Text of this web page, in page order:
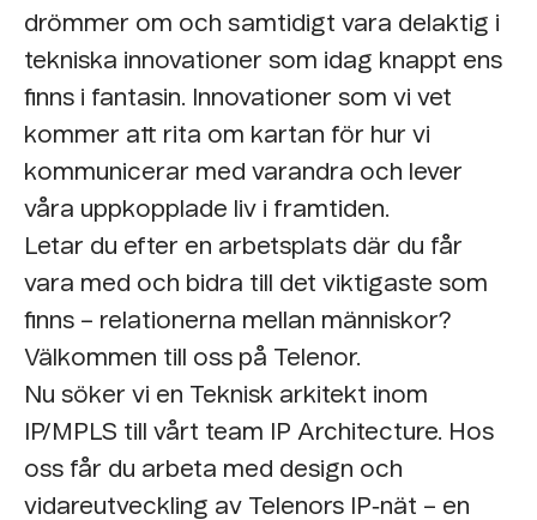
drömmer om och samtidigt vara delaktig i
tekniska innovationer som idag knappt ens
finns i fantasin. Innovationer som vi vet
kommer att rita om kartan för hur vi
kommunicerar med varandra och lever
våra uppkopplade liv i framtiden.
Letar du efter en arbetsplats där du får
vara med och bidra till det viktigaste som
finns – relationerna mellan människor?
Välkommen till oss på Telenor.
Nu söker vi en Teknisk arkitekt inom
IP/MPLS till vårt team IP Architecture. Hos
oss får du arbeta med design och
vidareutveckling av Telenors IP‑nät – en